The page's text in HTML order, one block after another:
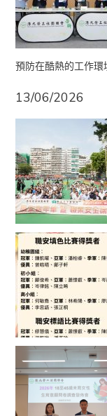
預防在酷熱的工作
13/06/2026